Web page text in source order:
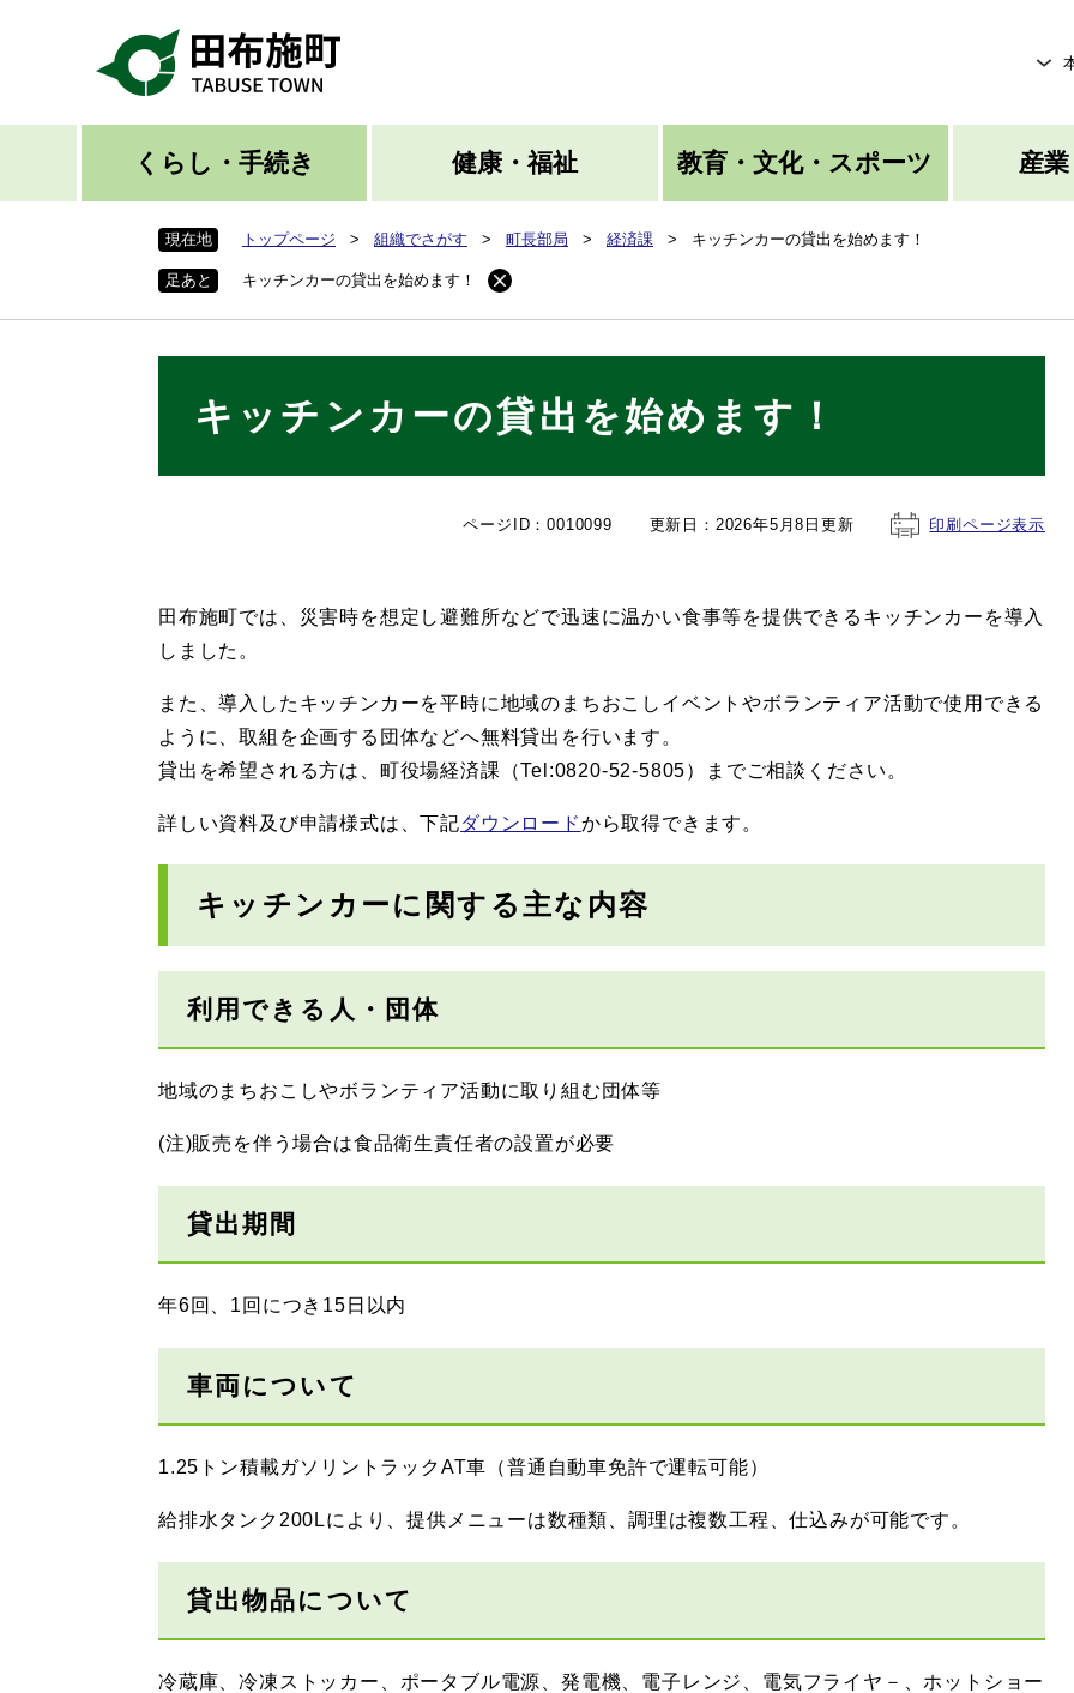
先
くらし・手続き 健康・福祉 教育・文化・スポーツ 産
現在地 トップページ > 組織でさがす > 町長部局 > 経済課 > キッチンカーの貸出を始めます！
足あと キッチンカーの貸出を始めます！
キッチンカーの貸出を始めます！
ページID：0010099 更新日：2026年5月8日更新 印刷ページ表示
田布施町では、災害時を想定し避難所などで迅速に温かい食事等を提供できるキッチンカーを導入
しました。
また、導入したキッチンカーを平時に地域のまちおこしイベントやボランティア活動で使用できる
ように、取組を企画する団体などへ無料貸出を行います。
貸出を希望される方は、町役場経済課（Tel:0820-52-5805）までご相談ください。
詳しい資料及び申請様式は、下記ダウンロードから取得できます。
キッチンカーに関する主な内容
利用できる人・団体
地域のまちおこしやボランティア活動に取り組む団体等
(注)販売を伴う場合は食品衛生責任者の設置が必要
貸出期間
年6回、1回につき15日以内
車両について
1.25トン積載ガソリントラックAT車（普通自動車免許で運転可能）
給排水タンク200Lにより、提供メニューは数種類、調理は複数工程、仕込みが可能です。
貸出物品について
冷蔵庫、冷凍ストッカー、ポータブル電源、発電機、電子レンジ、電気フライヤ－、ホットショー